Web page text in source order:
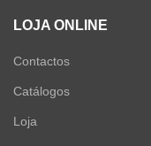
LOJA ONLINE
Contactos
Catálogos
Loja